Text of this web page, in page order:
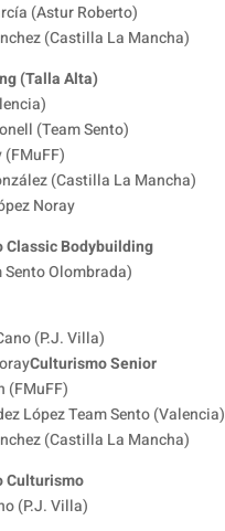
(Astur Roberto)
(Castilla La Mancha)
(Talla Alta)
(Team Sento)
(FMuFF)
(Castilla La Mancha)
Noray
Classic Bodybuilding
Sento Olombrada)
(P.J. Villa)
Culturismo Senior
(FMuFF)
López Team Sento (Valencia)
(Castilla La Mancha)
Culturismo
(P.J. Villa)